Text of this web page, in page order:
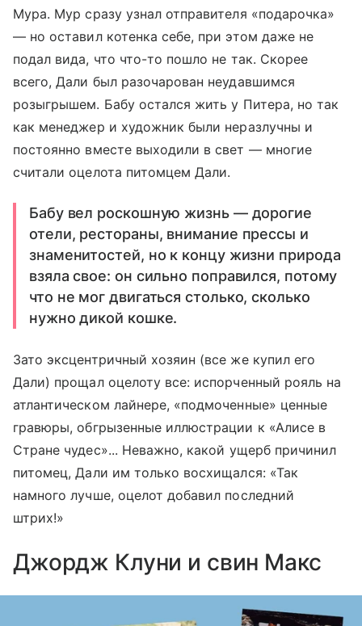
Мура. Мур сразу узнал отправителя «подарочка»
— но оставил котенка себе, при этом даже не
подал вида, что что-то пошло не так. Скорее
всего, Дали был разочарован неудавшимся
розыгрышем. Бабу остался жить у Питера, но так
как менеджер и художник были неразлучны и
постоянно вместе выходили в свет — многие
считали оцелота питомцем Дали.
Бабу вел роскошную жизнь — дорогие
отели, рестораны, внимание прессы и
знаменитостей, но к концу жизни природа
взяла свое: он сильно поправился, потому
что не мог двигаться столько, сколько
нужно дикой кошке.
Зато эксцентричный хозяин (все же купил его
Дали) прощал оцелоту все: испорченный рояль на
атлантическом лайнере, «подмоченные» ценные
гравюры, обгрызенные иллюстрации к «Алисе в
Стране чудес»... Неважно, какой ущерб причинил
питомец, Дали им только восхищался: «Так
намного лучше, оцелот добавил последний
штрих!»
Джордж Клуни и свин Макс